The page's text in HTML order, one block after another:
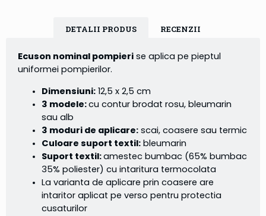
DETALII PRODUS RECENZII
Ecuson nominal pompieri se aplica pe pieptul
uniformei pompierilor.
Dimensiuni: 12,5 x 2,5 cm
3 modele:cu contur brodat rosu, bleumarin
sau alb
3 moduri de aplicare: scai, coasere sau termic
Culoare suport textil: bleumarin
Suport textil:amestec bumbac (65% bumbac
35% poliester) cu intaritura termocolata
La varianta de aplicare prin coasere are
intaritor aplicat pe verso pentru protectia
cusaturilor